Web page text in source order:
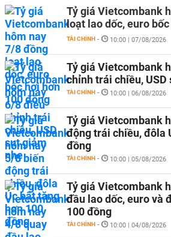
Tỷ giá Vietcombank
loạt lao dốc, euro
TÀI CHÍNH - 10:00 | 07/08/2026
Tỷ giá Vietcombank
chỉnh trái chiều, USD
TÀI CHÍNH - 10:00 | 06/08/2026
Tỷ giá Vietcombank
động trái chiều, đôla
đồng
TÀI CHÍNH - 10:00 | 05/08/2026
Tỷ giá Vietcombank
đầu lao dốc, euro và
100 đồng
TÀI CHÍNH - 10:00 | 04/08/2026